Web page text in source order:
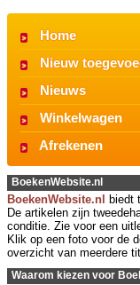
Home
Nieuw
Nieuws
Winkelwagen
Afrekenen
BoekenWebsite.nl
BoekenWebsite.nl
biedt
De artikelen zijn
conditie. Zie voor een
Klik op een foto voor de
overzicht van meerdere
Waarom kiezen voor